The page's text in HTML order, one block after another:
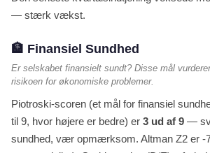
— stærk vækst.
🏦 Finansiel Sundhed
Er selskabet finansielt sundt? Disse mål
risikoen for økonomiske problemer.
Piotroski-scoren (et mål for finansiel
til 9, hvor højere er bedre) er 3 ud af 9 —
sundhed, vær opmærksom. Altman Z2 er -